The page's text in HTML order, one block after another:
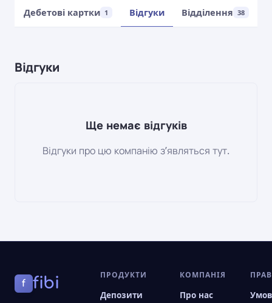
Дебетові картки 1 Відгуки Відділення 38
Відгуки
Ще немає відгуків
Відгуки про цю компанію зʼявляться тут.
f fibi ПРОДУКТИ
Депозити
КОМПАНІЯ
Про нас